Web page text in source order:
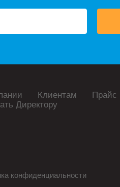
Клиентам Прайс
Директору
конфиденциальности